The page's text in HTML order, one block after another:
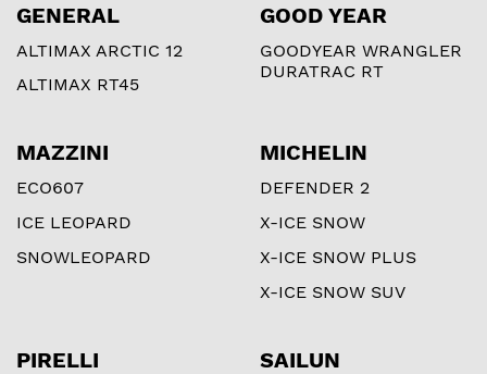
GENERAL
ALTIMAX ARCTIC 12
ALTIMAX RT45
GOOD YEAR
GOODYEAR WRANGLER
DURATRAC RT
MAZZINI
ECO607
ICE LEOPARD
SNOWLEOPARD
MICHELIN
DEFENDER 2
X-ICE SNOW
X-ICE SNOW PLUS
X-ICE SNOW SUV
PIRELLI SAILUN